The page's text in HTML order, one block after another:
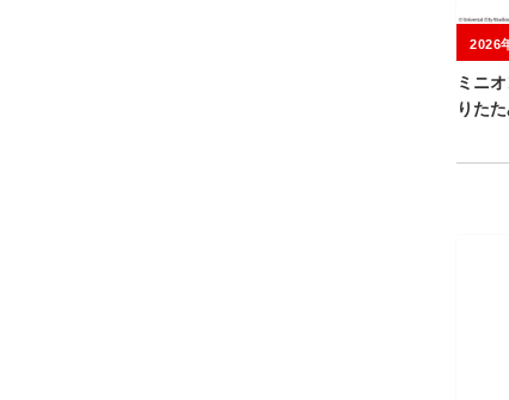
ミニ
りた
2026